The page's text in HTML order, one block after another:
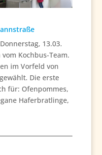
13.03.
Kochbus-Team.
im Vorfeld von
Die erste
für: Ofenpommes,
Haferbratlinge,